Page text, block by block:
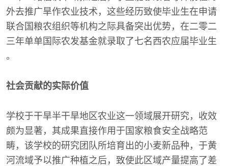
外去推广旱作农业技术，这些经历致使毕业生在申请
联合国粮农组织等机构之际具备突出优势，在二零二
三年单单国际农发基金就录取了七名西农应届毕业生
。
社会贡献的实际价值
学校于干旱半干旱地区农业这一领域展开研究，收效
颇为显著，其成果直接作用于国家粮食安全战略范
畴，该学校的研究团队所培育出的小麦新品种，于黄
河流域予以推广种植之后，致使此区域产量提高了差